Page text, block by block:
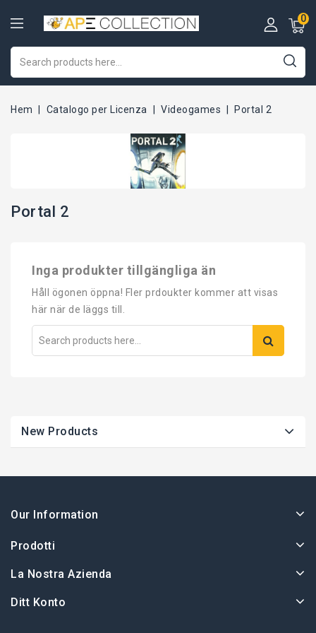
0
Hem Catalogo per Licenza Videogames Portal 2
Portal 2
Inga produkter tillgängliga än
Håll ögonen öppna! Fler prdoukter kommer att visas
här när de läggs till.
New Products
Our Information
Prodotti
La Nostra Azienda
Ditt Konto